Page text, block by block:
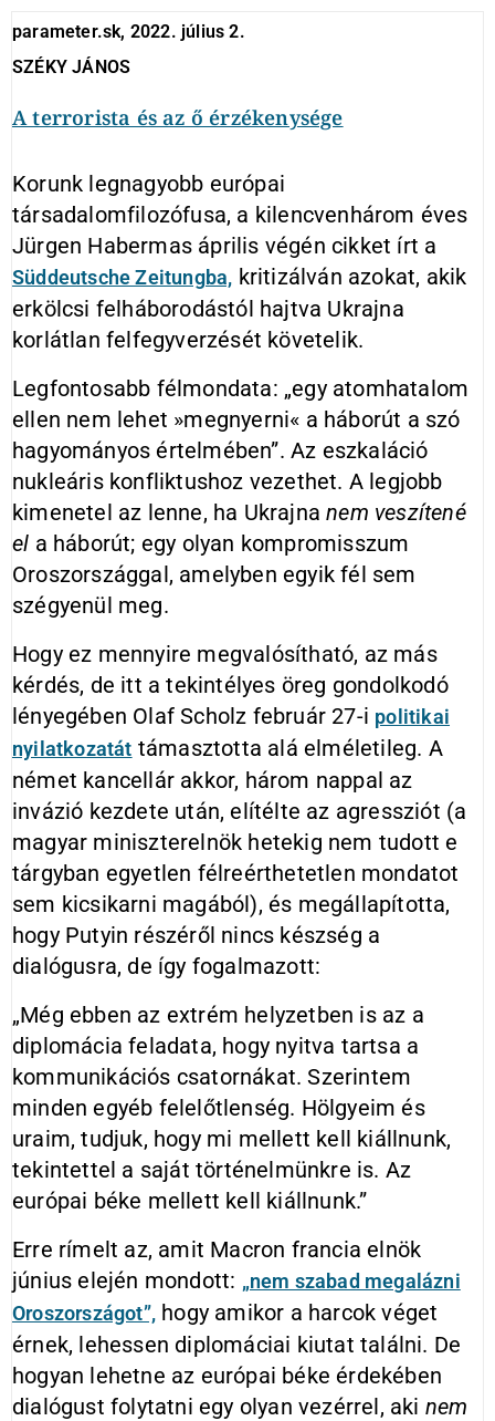
parameter.sk, 2022. július 2.
SZÉKY JÁNOS
A terrorista és az ő érzékenysége
Korunk legnagyobb európai
társadalomfilozófusa, a kilencvenhárom éves
Jürgen Habermas április végén cikket írt a
Süddeutsche Zeitungba, kritizálván azokat, akik
erkölcsi felháborodástól hajtva Ukrajna
korlátlan felfegyverzését követelik.
Legfontosabb félmondata: „egy atomhatalom
ellen nem lehet »megnyerni« a háborút a szó
hagyományos értelmében”. Az eszkaláció
nukleáris konfliktushoz vezethet. A legjobb
kimenetel az lenne, ha Ukrajnanem veszítené
el a háborút; egy olyan kompromisszum
Oroszországgal, amelyben egyik fél sem
szégyenül meg.
Hogy ez mennyire megvalósítható, az más
kérdés, de itt a tekintélyes öreg gondolkodó
lényegében Olaf Scholz február 27-i politikai
nyilatkozatát támasztotta alá elméletileg. A
német kancellár akkor, három nappal az
invázió kezdete után, elítélte az agressziót (a
magyar miniszterelnök hetekig nem tudott e
tárgyban egyetlen félreérthetetlen mondatot
sem kicsikarni magából), és megállapította,
hogy Putyin részéről nincs készség a
dialógusra, de így fogalmazott:
„Még ebben az extrém helyzetben is az a
diplomácia feladata, hogy nyitva tartsa a
kommunikációs csatornákat. Szerintem
minden egyéb felelőtlenség. Hölgyeim és
uraim, tudjuk, hogy mi mellett kell kiállnunk,
tekintettel a saját történelmünkre is. Az
európai béke mellett kell kiállnunk.”
Erre rímelt az, amit Macron francia elnök
június elején mondott: „nem szabad megalázni
Oroszországot”, hogy amikor a harcok véget
érnek, lehessen diplomáciai kiutat találni. De
hogyan lehetne az európai béke érdekében
dialógust folytatni egy olyan vezérrel, aki nem